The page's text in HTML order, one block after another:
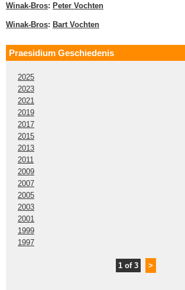
Winak-Bros: Peter Vochten
Winak-Bros: Bart Vochten
Praesidium Geschiedenis
2025
2023
2021
2019
2017
2015
2013
2011
2009
2007
2005
2003
2001
1999
1997
1 of 3 >